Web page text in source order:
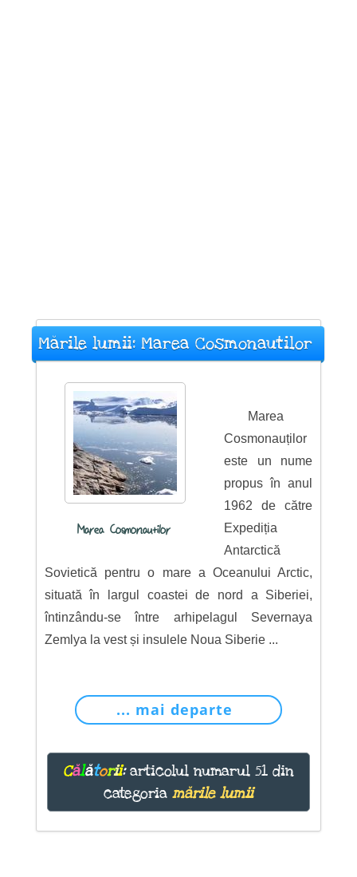
Mările lumii: Marea Cosmonautilor
Marea Cosmonautilor
Marea
Cosmonauților
este un nume
propus în anul
1962 de către
Expediția
Antarctică
Sovietică pentru o mare a Oceanului Arctic,
situată în largul coastei de nord a Siberiei,
întinzându-se între arhipelagul Severnaya
Zemlya la vest și insulele Noua Siberie ...
... mai departe
Călătorii:articolul numarul 51 din
categoria mările lumii